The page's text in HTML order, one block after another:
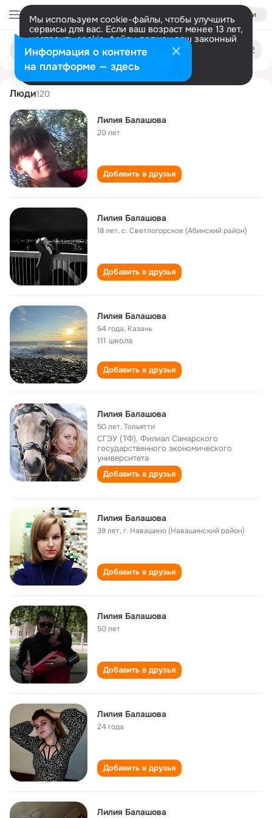
Войти
Мы используем cookie-файлы, чтобы улучшить
сервисы для вас. Если ваш возраст менее 13 лет,
настроить cookie-файлы должен ваш законный
представитель. Больше информации
Разрешить все Настроить
Поиск
людям
liliya balashova
Люди120
Лилия Балашова
20 лет
Добавить в друзья
Лилия Балашова
18 лет,с. Светлогорское (Абинский район)
Добавить в друзья
Лилия Балашова
54 года, Казань
111 школа
Добавить в друзья
Лилия Балашова
50 лет,Тольятти
СГЭУ (ТФ), Филиал Самарского
государственного экономического
университета
Добавить в друзья
Лилия Балашова
39 лет,г. Навашино (Навашинский район)
Добавить в друзья
Лилия Балашова
50 лет
Добавить в друзья
Лилия Балашова
24 года
Добавить в друзья
Лилия Балашова
Информация о контенте
на платформе — здесь